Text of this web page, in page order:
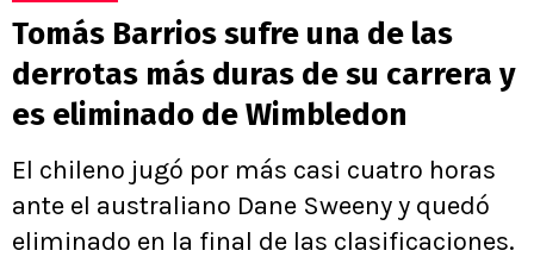
Tomás Barrios sufre una de las
derrotas más duras de su carrera y
es eliminado de Wimbledon
El chileno jugó por más casi cuatro horas
ante el australiano Dane Sweeny y quedó
eliminado en la final de las clasificaciones.